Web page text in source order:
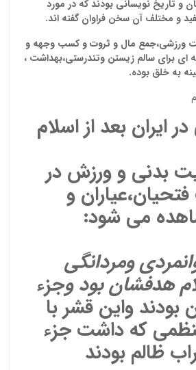
و تاریخ نویسانی بودند که در مورد
و مختلف آن سخن فراوان گفته اند.
ورزشی،جمع مال و ثروت و كسب وجهه و
اى براى سالم زيستن وتندرستی،بهداشت ،
به خلق بوده.
ایران بعد از اسلام
بدنی و ورزش در
و
می شود:
ومردانگی
هدفشان بود وجزء
بودند واین قشر با
که داشت جزء
ظالم بودند